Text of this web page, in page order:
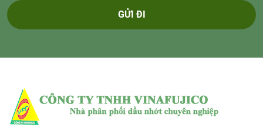
GỬI ĐI